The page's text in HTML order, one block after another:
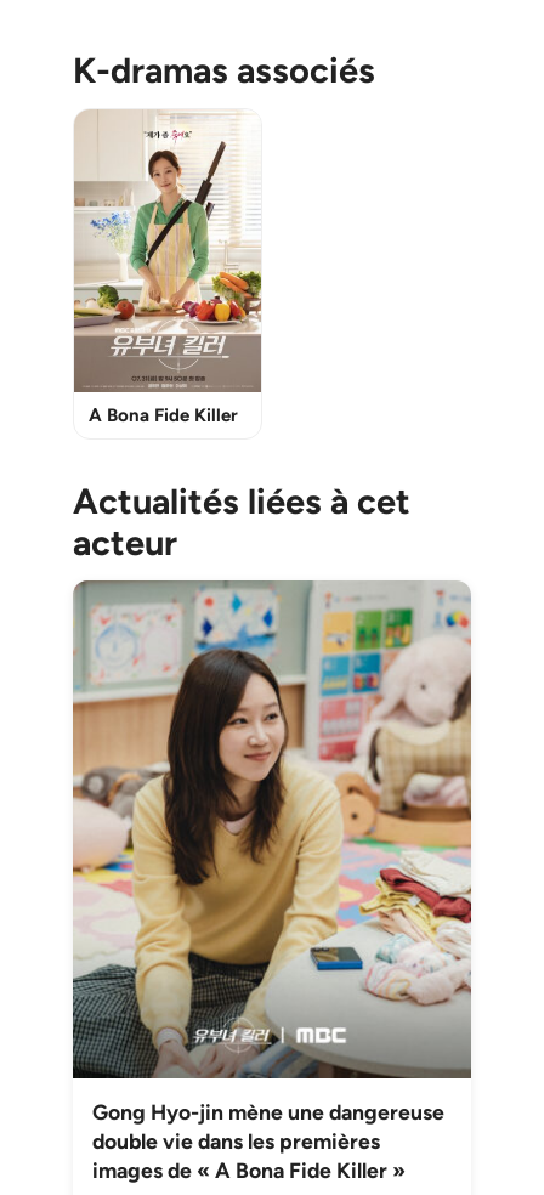
K-dramas associés
A Bona Fide Killer
Actualités liées à cet
acteur
Gong Hyo-jin mène une dangereuse
double vie dans les premières
images de « A Bona Fide Killer »